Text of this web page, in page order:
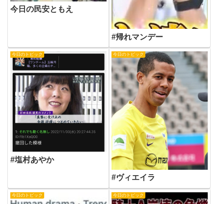
今日の民安ともえ
#帰れマンデー
今日のトピック
#塩村あやか
今日のトピック
#ヴィエイラ
今日のトピック 今日のトピック